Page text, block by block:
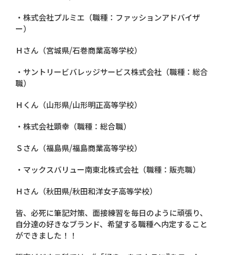
・株式会社プルミエ（職種：ファッションアドバイザ
ー）
Ｈさん（宮城県/石巻商業高等学校）
・サントリービバレッジサービス株式会社（職種：総合
職）
Ｈくん（山形県/山形明正高等学校）
・株式会社顕幸（職種：総合職）
Ｓさん（福島県/福島商業高等学校）
・マックスバリュー南東北株式会社（職種：販売職）
Ｈさん（秋田県/秋田和洋女子高等学校）
皆、必死に筆記対策、面接練習を毎日のように頑張り、
自分達の好きなブランド、希望する職種へ内定すること
ができました！！